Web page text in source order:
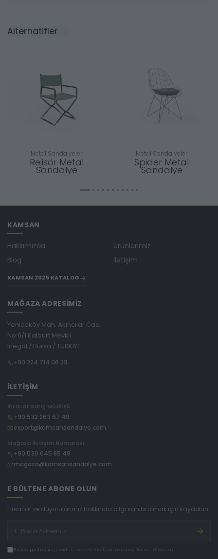
Alternatifler
Metal Sandalyeler
Rejisör Metal
Sandalye
Metal Sandalyeler
Spider Metal
Sandalye
KAMSAN
Hakkımızda Ürünlerimiz
Blog İletişim
KAMSAN 2025 KATALOG
MAĞAZA ADRESİMİZ
Yeniceköy Mah. Akıncılar Cad.
No:6/1 Kalburt Mevkii
İnegöl / Bursa / TÜRKİYE
+90 224 714 06 29
İLETİŞİM
İhracat Satış Müdürü
+90 532 263 67 49
export@kamsansandalye.com
Mağaza İletişim Numarası
+90 530 645 85 49
magaza@kamsansandalye.com
E BÜLTENE ABONE OLUN
Fırsatlar ve duyurularımız hakkında bilgi sahibi olmak için kaydolun.
Gizlilik politikasını okudum ve elektronik posta almayı kabul ediyorum.